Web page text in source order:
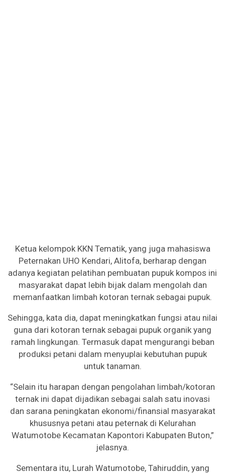
Ketua kelompok KKN Tematik, yang juga mahasiswa
Peternakan UHO Kendari, Alitofa, berharap dengan
adanya kegiatan pelatihan pembuatan pupuk kompos ini
masyarakat dapat lebih bijak dalam mengolah dan
memanfaatkan limbah kotoran ternak sebagai pupuk.
Sehingga, kata dia, dapat meningkatkan fungsi atau nilai
guna dari kotoran ternak sebagai pupuk organik yang
ramah lingkungan. Termasuk dapat mengurangi beban
produksi petani dalam menyuplai kebutuhan pupuk
untuk tanaman.
“Selain itu harapan dengan pengolahan limbah/kotoran
ternak ini dapat dijadikan sebagai salah satu inovasi
dan sarana peningkatan ekonomi/finansial masyarakat
khususnya petani atau peternak di Kelurahan
Watumotobe Kecamatan Kapontori Kabupaten Buton,”
jelasnya.
Sementara itu, Lurah Watumotobe, Tahiruddin, yang